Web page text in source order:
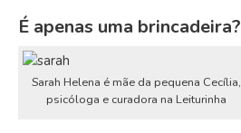
É apenas uma brincadeira?
Sarah Helena é mãe da pequena Cecília,
psicóloga e curadora na Leiturinha